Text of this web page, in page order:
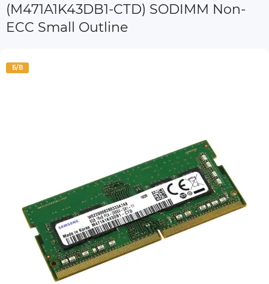
(M471A1K43DB1-CTD) SODIMM Non-
ECC Small Outline
Б/В